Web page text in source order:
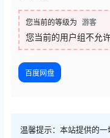
您当前的等级为 游客
您当前的用户组不允
百度网盘
温馨提示：本站提供的